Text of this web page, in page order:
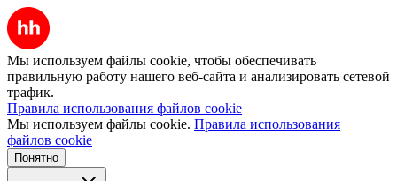
Мы используем файлы cookie, чтобы обеспечивать
правильную работу нашего веб-сайта и анализировать сетевой
трафик.
Правила использования файлов cookie
Мы используем файлы cookie. Правила использования
файлов cookie
Понятно